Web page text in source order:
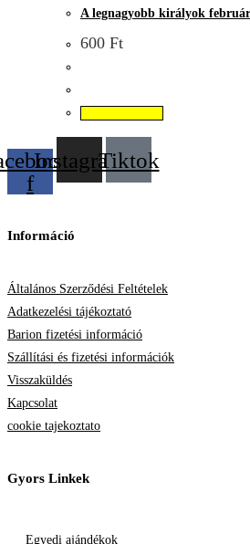
A legnagyobb királyok
600 Ft
f
InstagramTiktok
Információ
Általános Szerződési Feltételek
Adatkezelési tájékoztató
Barion fizetési információ
Szállítási és fizetési információk
Visszaküldés
Kapcsolat
cookie tajekoztato
Gyors Linkek
Egyedi ajándékok